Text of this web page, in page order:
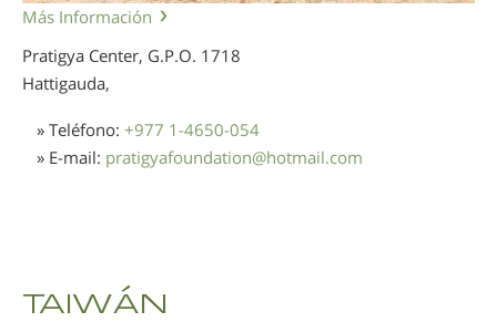
Más Información
Pratigya Center, G.P.O. 1718
Hattigauda,
» Teléfono: +977 1-4650-054
» E-mail: pratigyafoundation@hotmail.com
TAIWÁN